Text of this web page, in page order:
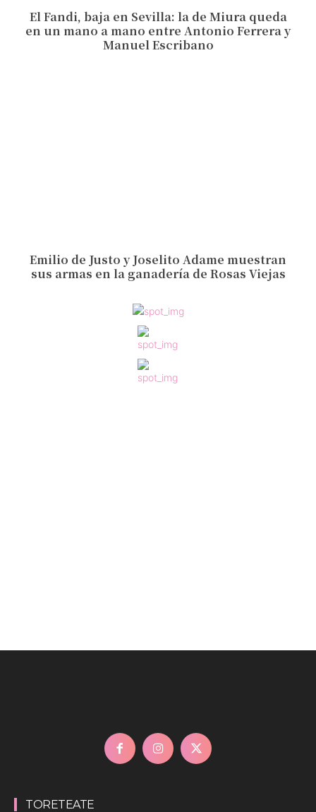
El Fandi, baja en Sevilla: la de Miura queda
en un mano a mano entre Antonio Ferrera y
Manuel Escribano
Emilio de Justo y Joselito Adame muestran
sus armas en la ganadería de Rosas Viejas
TORETEATE